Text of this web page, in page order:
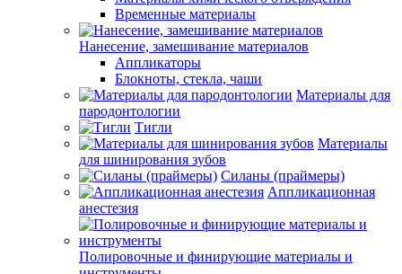
Временные материалы
Нанесение, замешивание материалов
Аппликаторы
Блокноты, стекла, чаши
Материалы для
пародонтологии
Тигли
Материалы
для шинирования зубов
Силаны (праймеры)
Аппликационная
анестезия
Полировочные и финирующие материалы и